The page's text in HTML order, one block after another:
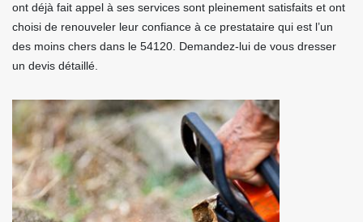
ont déjà fait appel à ses services sont pleinement satisfaits et ont
choisi de renouveler leur confiance à ce prestataire qui est l’un
des moins chers dans le 54120. Demandez-lui de vous dresser
un devis détaillé.